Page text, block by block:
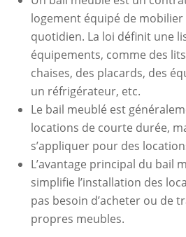
logement équipé de mobilier
quotidien. La loi définit une
équipements, comme des
chaises, des placards, des
un réfrigérateur, etc.
Le bail meublé est
locations de courte durée,
s’appliquer pour des
L’avantage principal du bail
simplifie l’installation des
pas besoin d’acheter ou de
propres meubles.